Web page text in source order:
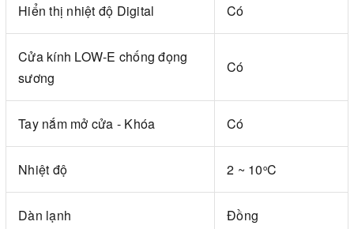
Hiển thị nhiệt độ Digital Có
Cửa kính LOW-E chống đọng
sương
Có
Tay nắm mở cửa - Khóa Có
Nhiệt độ 2 ~ 10oC
Dàn lạnh Đồng